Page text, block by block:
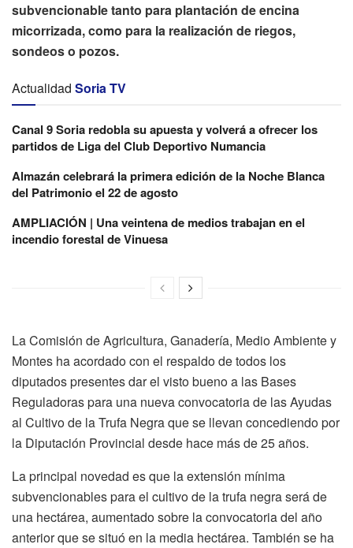
subvencionable tanto para plantación de encina
micorrizada, como para la realización de riegos,
sondeos o pozos.
Actualidad Soria TV
Canal 9 Soria redobla su apuesta y volverá a ofrecer los
partidos de Liga del Club Deportivo Numancia
Almazán celebrará la primera edición de la Noche Blanca
del Patrimonio el 22 de agosto
AMPLIACIÓN | Una veintena de medios trabajan en el
incendio forestal de Vinuesa
La Comisión de Agricultura, Ganadería, Medio Ambiente y
Montes ha acordado con el respaldo de todos los
diputados presentes dar el visto bueno a las Bases
Reguladoras para una nueva convocatoria de las Ayudas
al Cultivo de la Trufa Negra que se llevan concediendo por
la Diputación Provincial desde hace más de 25 años.
La principal novedad es que la extensión mínima
subvencionables para el cultivo de la trufa negra será de
una hectárea, aumentado sobre la convocatoria del año
anterior que se situó en la media hectárea. También se ha